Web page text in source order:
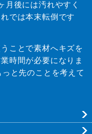
月後には汚れやすく
では本末転倒です
ことで素材へキズを
時間が必要になりま
と先のことを考えて